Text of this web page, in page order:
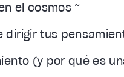
el cosmos ~
tus
(y por qué es